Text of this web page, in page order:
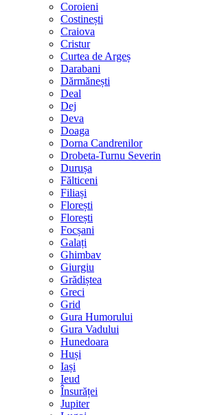
Coroieni
Costinești
Craiova
Cristur
Curtea de Argeș
Darabani
Dărmănești
Deal
Dej
Deva
Doaga
Dorna Candrenilor
Drobeta-Turnu Severin
Durușa
Fălticeni
Filiași
Florești
Florești
Focșani
Galați
Ghimbav
Giurgiu
Grădiștea
Greci
Grid
Gura Humorului
Gura Vadului
Hunedoara
Huși
Iași
Ieud
Însurăței
Jupiter